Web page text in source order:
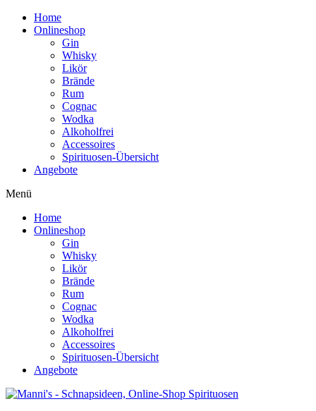
Home
Onlineshop
Gin
Whisky
Likör
Brände
Rum
Cognac
Wodka
Alkoholfrei
Accessoires
Spirituosen-Übersicht
Angebote
Menü
Home
Onlineshop
Gin
Whisky
Likör
Brände
Rum
Cognac
Wodka
Alkoholfrei
Accessoires
Spirituosen-Übersicht
Angebote